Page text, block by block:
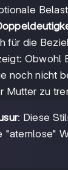
für die
Obwohl
noch nicht
Mutter zu
: Diese
"atemlose"